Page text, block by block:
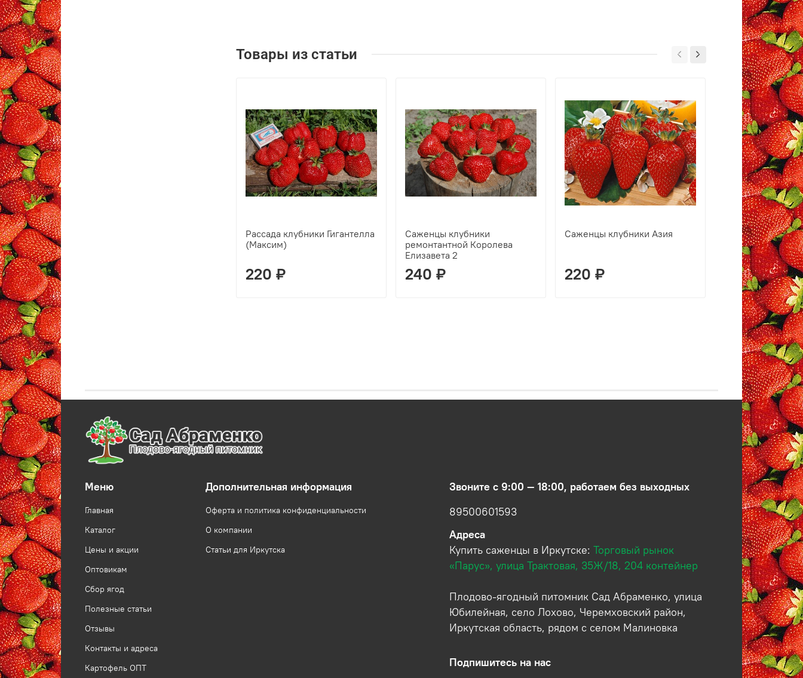
Товары из статьи
Рассада клубники Гигантелла
(Максим)
220 ₽
Саженцы клубники
ремонтантной Королева
Елизавета 2
240 ₽
Саженцы клубники Азия
220 ₽
Саженцы
клубники
240 ₽
Меню
Главная
Каталог
Цены и акции
Оптовикам
Сбор ягод
Полезные статьи
Отзывы
Контакты и адреса
Картофель ОПТ
Дополнительная информация
Оферта и политика конфиденциальности
О компании
Статьи для Иркутска
Звоните с 9:00 — 18:00, работаем без выходных
89500601593
Адреса
Купить саженцы в Иркутске: Торговый рынок
«Парус», улица Трактовая, 35Ж/18, 204 контейнер
Плодово-ягодный питомник Сад Абраменко, улица
Юбилейная, село Лохово, Черемховский район,
Иркутская область, рядом с селом Малиновка
Подпишитесь на нас